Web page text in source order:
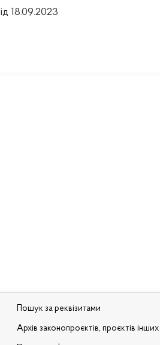
18.09.2023
Пошук за реквізитами
Архів законопроєктів, проєктів інших